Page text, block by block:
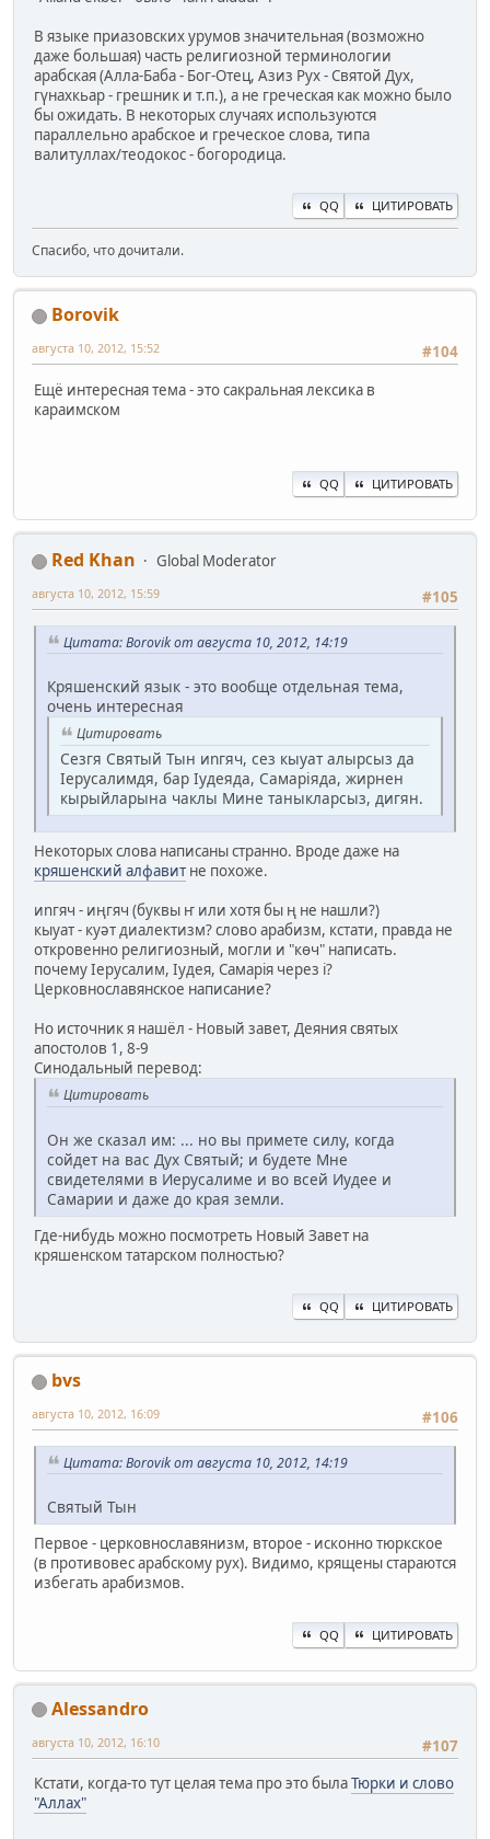
В языке приазовских урумов значительная (возможно
даже большая) часть религиозной терминологии
арабская (Алла-Баба - Бог-Отец, Азиз Рух - Святой Дух,
гүнахкьар - грешник и т.п.), а не греческая как можно было
бы ожидать. В некоторых случаях используются
параллельно арабское и греческое слова, типа
валитуллах/теодокос - богородица.
QQ ЦИТИРОВАТЬ
Спасибо, что дочитали.
Borovik
#104
августа 10, 2012, 15:52
Ещё интересная тема - это сакральная лексика в
караимском
QQ ЦИТИРОВАТЬ
Red Khan
Global Moderator
#105
августа 10, 2012, 15:59
Цитата: Borovik от августа 10, 2012, 14:19
Кряшенский язык - это вообще отдельная тема,
очень интересная
Цитировать
Сезгя Святый Тын иnгяч, сез кыуат алырсыз да
Iерусалимдя, бар Iудеяда, Самарiяда, жирнен
кырыйларына чаклы Мине таныкларсыз, дигян.
Некоторых слова написаны странно. Вроде даже на
кряшенский алфавит не похоже.
иnгяч - иңгяч (буквы ҥ или хотя бы ң не нашли?)
кыуат - куәт диалектизм? слово арабизм, кстати, правда не
откровенно религиозный, могли и "көч" написать.
почему Iерусалим, Iудея, Самарiя через i?
Церковнославянское написание?
Но источник я нашёл - Новый завет, Деяния святых
апостолов 1, 8-9
Синодальный перевод:
Цитировать
Он же сказал им: ... но вы примете силу, когда
сойдет на вас Дух Святый; и будете Мне
свидетелями в Иерусалиме и во всей Иудее и
Самарии и даже до края земли.
Где-нибудь можно посмотреть Новый Завет на
кряшенском татарском полностью?
QQ ЦИТИРОВАТЬ
bvs
#106
августа 10, 2012, 16:09
Цитата: Borovik от августа 10, 2012, 14:19
Святый Тын
Первое - церковнославянизм, второе - исконно тюркское
(в противовес арабскому рух). Видимо, крящены стараются
избегать арабизмов.
QQ ЦИТИРОВАТЬ
Alessandro
#107
августа 10, 2012, 16:10
Кстати, когда-то тут целая тема про это былаТюрки и слово
"Аллах"